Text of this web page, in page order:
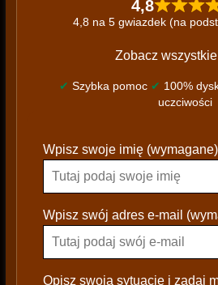
4,8
4,8 na 5 gwiazdek (na
Zobacz wszystkie
✔ Szybka pomoc ✔ 100%
uczciwości
l
a
s
e
Wpisz swoje imię (wymagane)
Wpisz swój adres e-mail
Opisz swoją sytuację i zadaj